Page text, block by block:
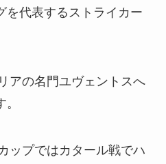
を代表するストライカー
アの名門ユヴェントスへ
ップではカタール戦でハ